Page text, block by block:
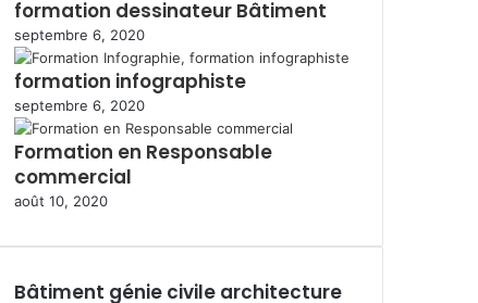
formation dessinateur Bâtiment
septembre 6, 2020
formation infographiste
septembre 6, 2020
Formation en Responsable
commercial
août 10, 2020
Bâtiment génie civile architecture